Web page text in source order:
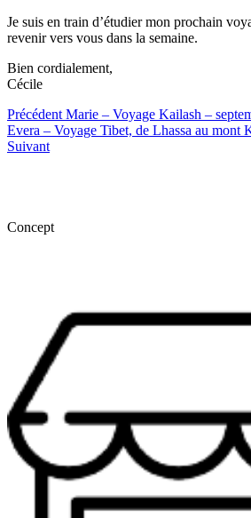
Je suis en train d’étudier mon prochain
revenir vers vous dans la semaine.
Bien cordialement,
Cécile
Précédent Marie – Voyage Kailash –
Evera – Voyage Tibet, de Lhassa au mont
Suivant
Concept